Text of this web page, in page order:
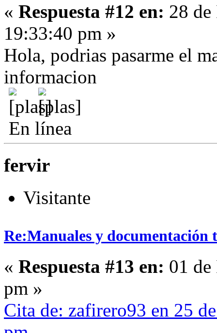
« Respuesta #12 en: 28
19:33:40 pm »
Hola, podrias pasarme el
informacion
En línea
fervir
Visitante
Re:Manuales y documentación
« Respuesta #13 en: 01
pm »
Cita de: zafirero93 en 25